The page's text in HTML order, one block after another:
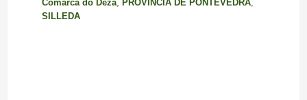
Comarca do Deza, PROVINCIA DE PONTEVEDRA,
SILLEDA